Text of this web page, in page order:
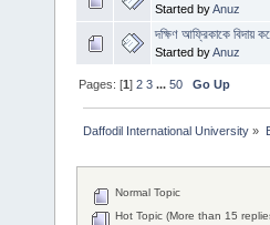
Started byAnuz
দক্ষিণ আফ্রিকাকে বিদায়
Started byAnuz
Pages: [1]2 3 ...50 Go Up
Daffodil International University »
Normal Topic
Hot Topic (More than 15